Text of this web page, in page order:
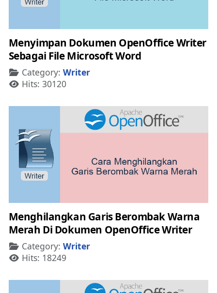
Menyimpan Dokumen OpenOffice Writer
Sebagai File Microsoft Word
Details
Category: Writer
Hits: 30120
Menghilangkan Garis Berombak Warna
Merah Di Dokumen OpenOffice Writer
Details
Category: Writer
Hits: 18249